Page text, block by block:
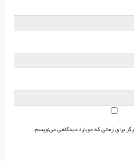
برای زمانی که دوباره دیدگاهی می‌نویسم.